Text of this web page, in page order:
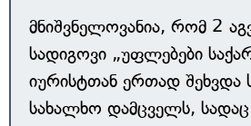
მნიშვნელოვანია, რომ 2
სადიგოვი „უფლებები
იურისტთან ერთად შეხვდა
სახალხო დამცველს, სადაც